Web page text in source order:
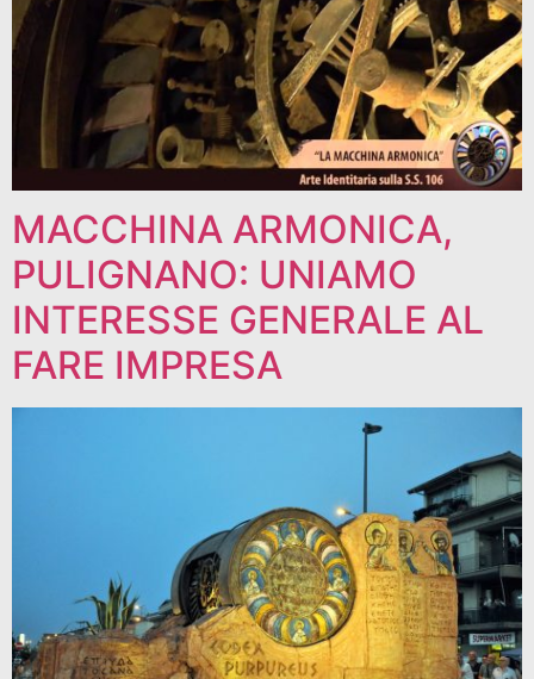
MACCHINA ARMONICA,
PULIGNANO: UNIAMO
INTERESSE GENERALE AL
FARE IMPRESA